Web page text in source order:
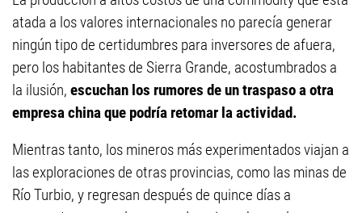
atada a los valores internacionales no parecía generar
ningún tipo de certidumbres para inversores de afuera,
pero los habitantes de Sierra Grande, acostumbrados a
la ilusión, escuchan los rumores de un traspaso a otra
empresa china que podría retomar la actividad.
Mientras tanto, los mineros más experimentados viajan a
las exploraciones de otras provincias, como las minas de
Río Turbio, y regresan después de quince días a